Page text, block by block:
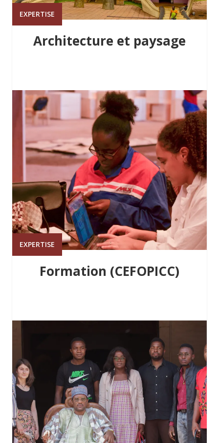
EXPERTISE
Architecture et paysage
EXPERTISE
Formation (CEFOPICC)